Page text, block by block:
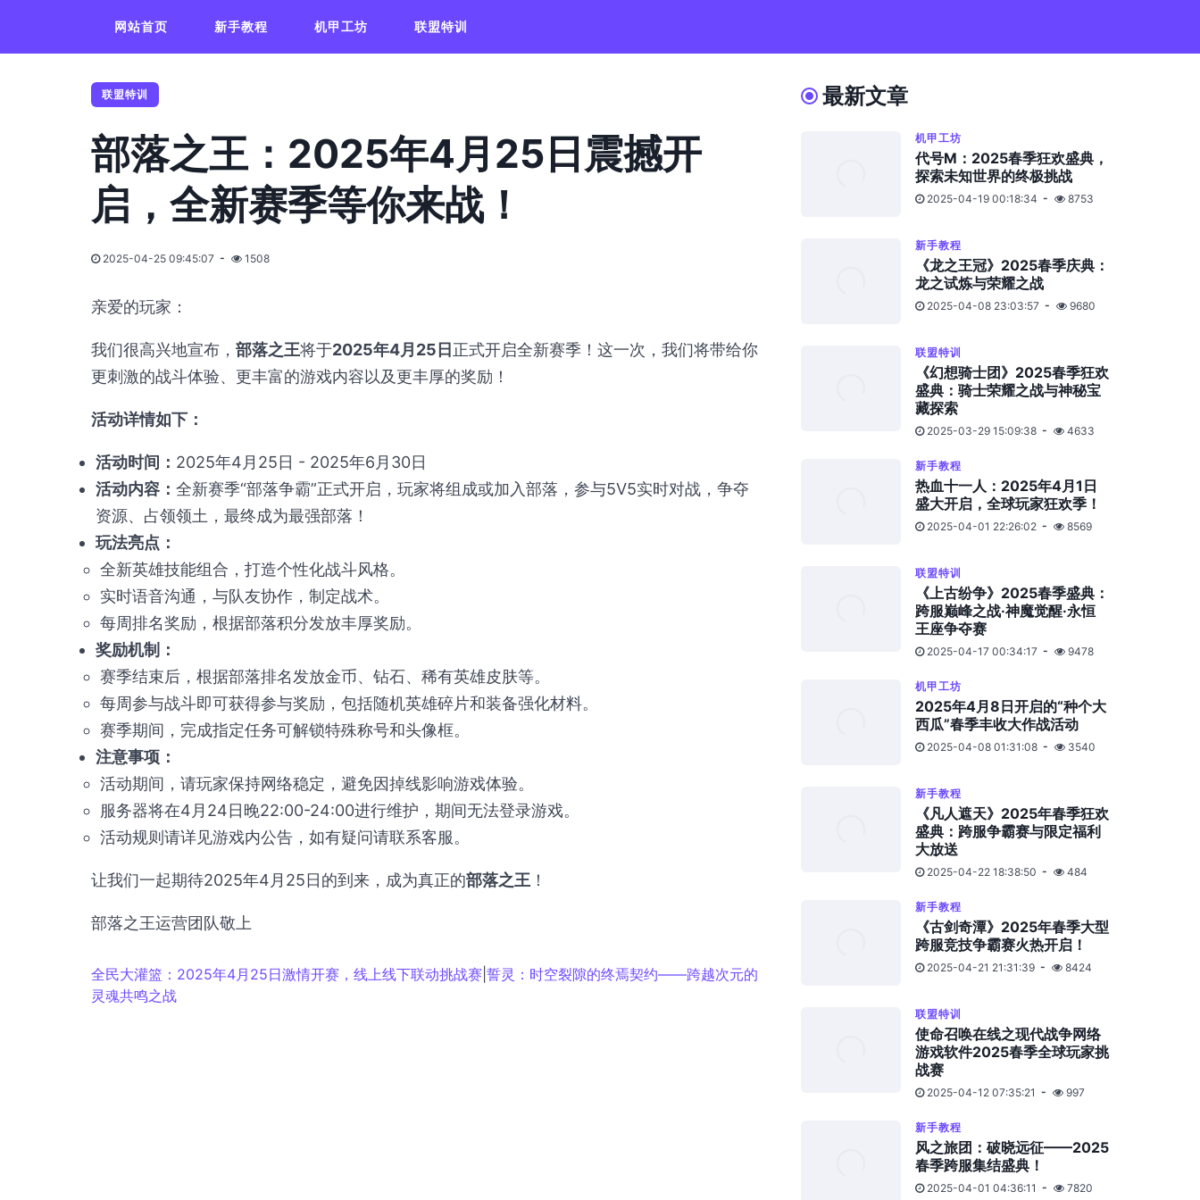
网站首页 新手教程 机甲工坊 联盟特训
联盟特训
部落之王：2025年4月25日震撼开
启，全新赛季等你来战！
2025-04-25 09:45:07 1508
亲爱的玩家：
我们很高兴地宣布， 部落之王将于2025年4月25日 正式开启全新赛季！这一次，我们将带给你
更刺激的战斗体验、更丰富的游戏内容以及更丰厚的奖励！
活动详情如下：
活动时间： 2025年4月25日 - 2025年6月30日
活动内容： 全新赛季“部落争霸”正式开启，玩家将组成或加入部落，参与5V5实时对战，争夺
资源、占领领土，最终成为最强部落！
玩法亮点：
全新英雄技能组合，打造个性化战斗风格。
实时语音沟通，与队友协作，制定战术。
每周排名奖励，根据部落积分发放丰厚奖励。
奖励机制：
赛季结束后，根据部落排名发放金币、钻石、稀有英雄皮肤等。
每周参与战斗即可获得参与奖励，包括随机英雄碎片和装备强化材料。
赛季期间，完成指定任务可解锁特殊称号和头像框。
注意事项：
活动期间，请玩家保持网络稳定，避免因掉线影响游戏体验。
服务器将在4月24日晚22:00-24:00进行维护，期间无法登录游戏。
活动规则请详见游戏内公告，如有疑问请联系客服。
让我们一起期待2025年4月25日的到来，成为真正的部落之王 ！
部落之王运营团队敬上
全民大灌篮：2025年4月25日激情开赛，线上线下联动挑战赛 誓灵：时空裂隙的终焉契约——跨越次元的
灵魂共鸣之战
最新文章
机甲工坊
代号M：2025春季狂欢盛典，
探索未知世界的终极挑战
2025-04-19 00:18:34 8753
新手教程
《龙之王冠》2025春季庆典：
龙之试炼与荣耀之战
2025-04-08 23:03:57 9680
联盟特训
《幻想骑士团》2025春季狂欢
盛典：骑士荣耀之战与神秘宝
藏探索
2025-03-29 15:09:38 4633
新手教程
热血十一人：2025年4月1日
盛大开启，全球玩家狂欢季！
2025-04-01 22:26:02 8569
联盟特训
《上古纷争》2025春季盛典：
跨服巅峰之战·神魔觉醒·永恒
王座争夺赛
2025-04-17 00:34:17 9478
机甲工坊
2025年4月8日开启的“种个大
西瓜”春季丰收大作战活动
2025-04-08 01:31:08 3540
新手教程
《凡人遮天》2025年春季狂欢
盛典：跨服争霸赛与限定福利
大放送
2025-04-22 18:38:50 484
新手教程
《古剑奇潭》2025年春季大型
跨服竞技争霸赛火热开启！
2025-04-21 21:31:39 8424
联盟特训
使命召唤在线之现代战争网络
游戏软件2025春季全球玩家挑
战赛
2025-04-12 07:35:21 997
新手教程
风之旅团：破晓远征——2025
春季跨服集结盛典！
2025-04-01 04:36:11 7820